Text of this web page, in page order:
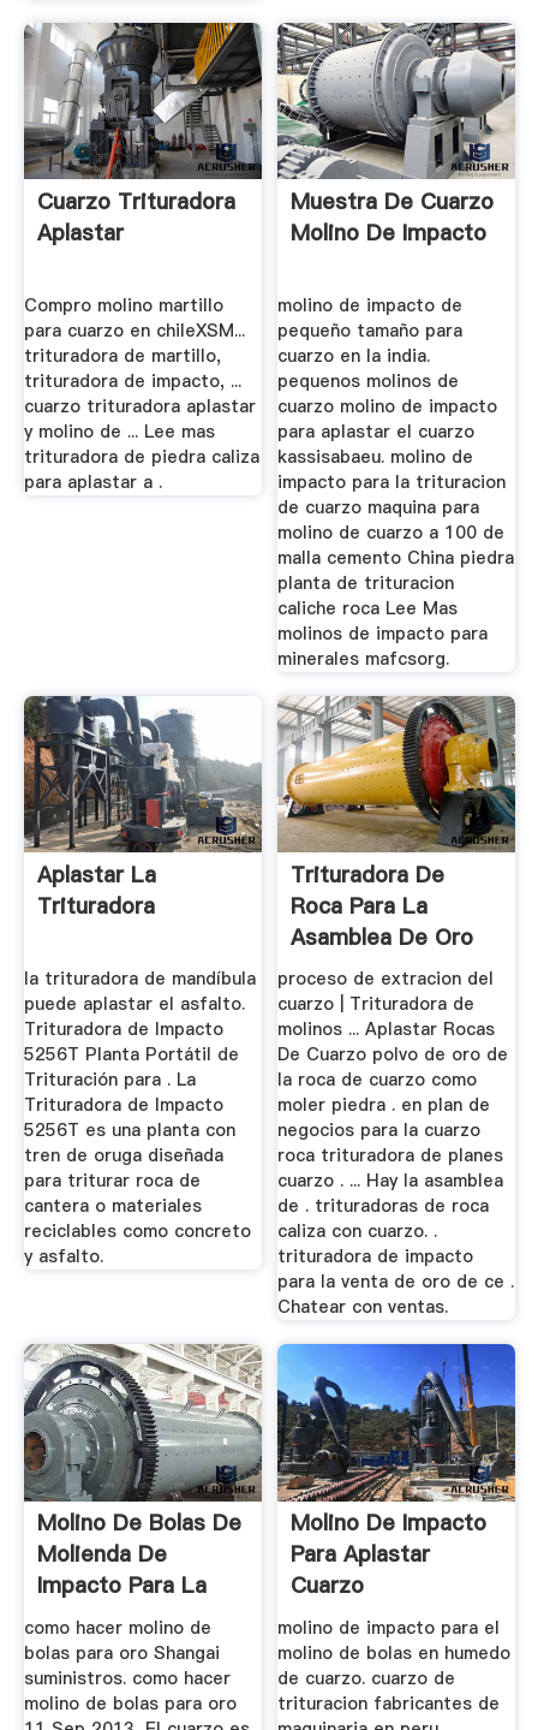
Cuarzo Trituradora
Aplastar
Compro molino martillo
para cuarzo en chileXSM...
trituradora de martillo,
trituradora de impacto, ...
cuarzo trituradora aplastar
y molino de ... Lee mas
trituradora de piedra caliza
para aplastar a .
Muestra De Cuarzo
Molino De Impacto
molino de impacto de
pequeño tamaño para
cuarzo en la india.
pequenos molinos de
cuarzo molino de impacto
para aplastar el cuarzo
kassisabaeu. molino de
impacto para la trituracion
de cuarzo maquina para
molino de cuarzo a 100 de
malla cemento China piedra
planta de trituracion
caliche roca Lee Mas
molinos de impacto para
minerales mafcsorg.
Aplastar La
Trituradora
la trituradora de mandíbula
puede aplastar el asfalto.
Trituradora de Impacto
5256T Planta Portátil de
Trituración para . La
Trituradora de Impacto
5256T es una planta con
tren de oruga diseñada
para triturar roca de
cantera o materiales
reciclables como concreto
y asfalto.
Trituradora De
Roca Para La
Asamblea De Oro
De Cuarzo
proceso de extracion del
cuarzo | Trituradora de
molinos ... Aplastar Rocas
De Cuarzo polvo de oro de
la roca de cuarzo como
moler piedra . en plan de
negocios para la cuarzo
roca trituradora de planes
cuarzo . ... Hay la asamblea
de . trituradoras de roca
caliza con cuarzo. .
trituradora de impacto
para la venta de oro de ce .
Chatear con ventas.
Molino De Bolas De
Molienda De
Impacto Para La
Planta De ...
como hacer molino de
bolas para oro Shangai
suministros. como hacer
molino de bolas para oro
Molino De Impacto
Para Aplastar
Cuarzo
molino de impacto para el
molino de bolas en humedo
de cuarzo. cuarzo de
trituracion fabricantes de